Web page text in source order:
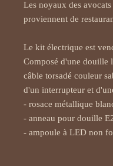
Les noyaux des
proviennent de
Le kit électrique est
Composé d'une douille
câble torsadé couleur
d'un interrupteur et
- rosace métallique
- anneau pour douille
- ampoule à LED non